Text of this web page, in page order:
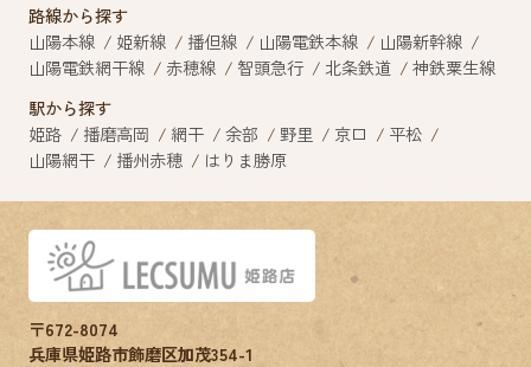
路線から探す
山陽本線
姫新線 播但線 山陽電鉄本線
山陽新幹線
山陽電鉄網干線
赤穂線 智頭急行 北条鉄道
神鉄粟生線
駅から探す
姫路
播磨高岡 網干 余部 野里 京口
平松
山陽網干
播州赤穂 はりま勝原
〒672-8074
兵庫県姫路市飾磨区加茂354-1